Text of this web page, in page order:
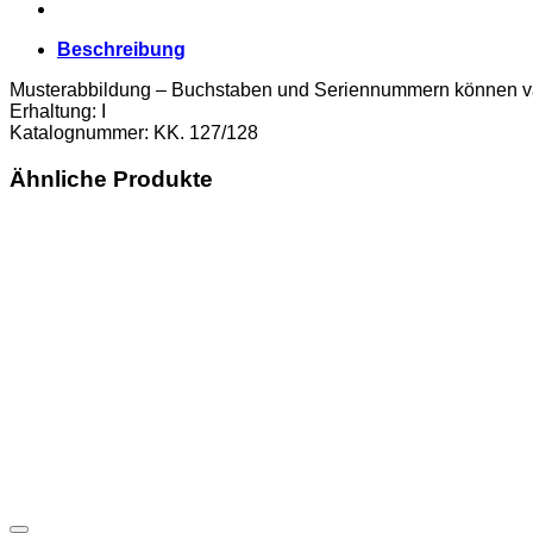
(KK.
Erh.
Menge
Beschreibung
Musterabbildung – Buchstaben und Seriennummern können
Erhaltung: I
Katalognummer: KK. 127/128
Ähnliche Produkte